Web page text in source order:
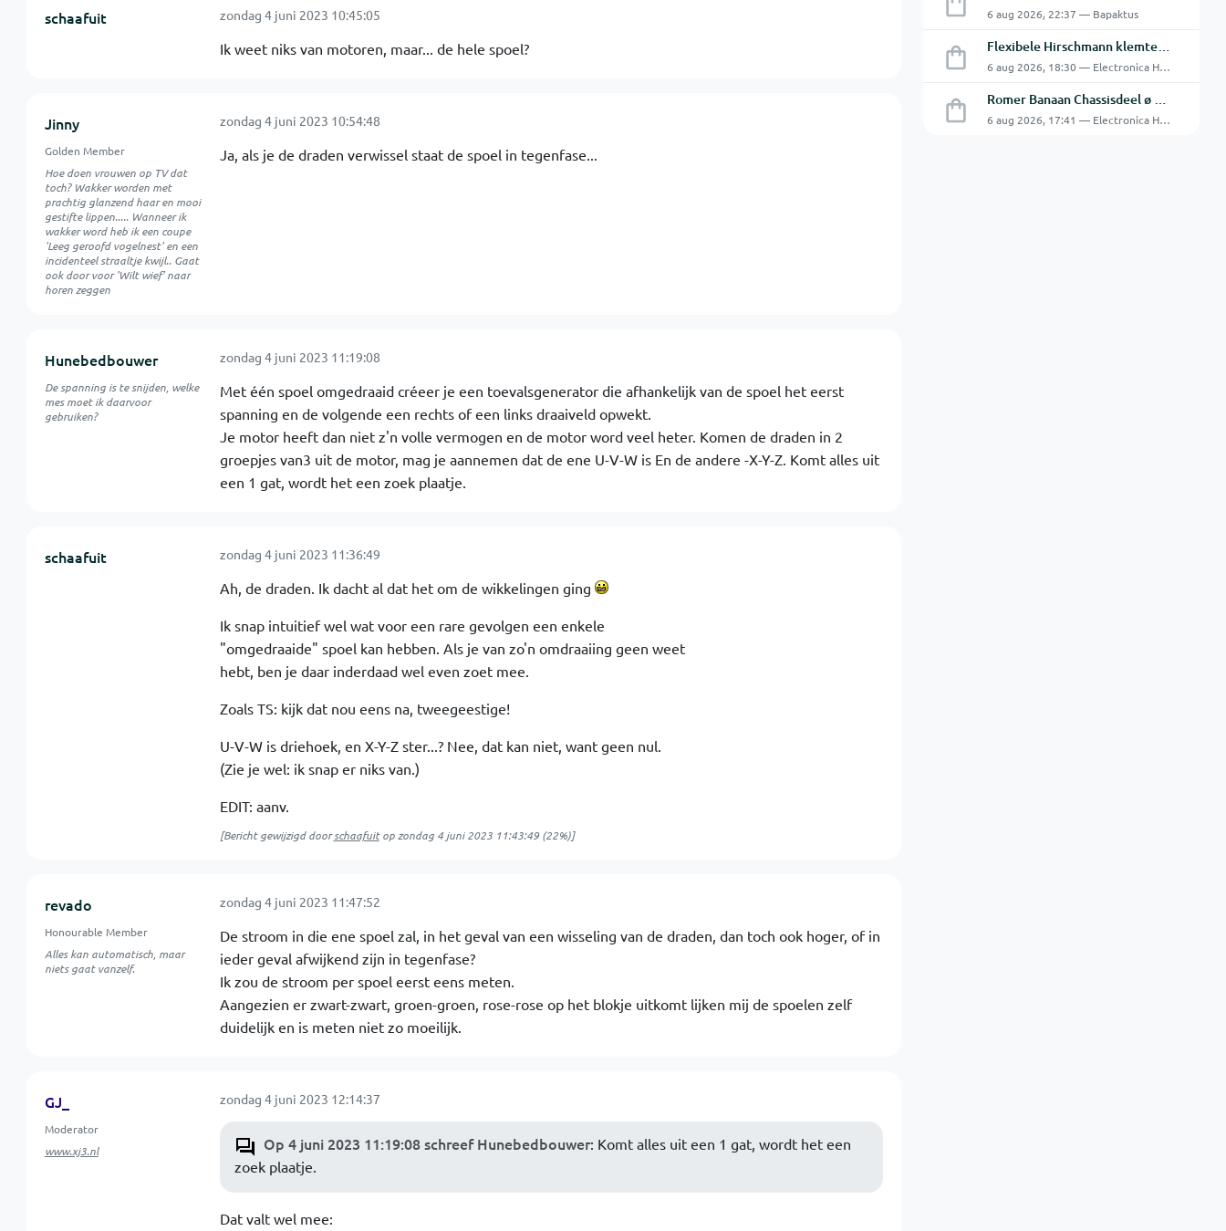
6 aug 2026, 22:37 — Bapaktus
Flexibele Hirschmann klemtestpen met tweedelige klem.
6 aug 2026, 18:30 — Electronica Hobbyist
Romer Banaan Chassisdeel ø 4 mm 16Amp
6 aug 2026, 17:41 — Electronica Hobbyist
schaafuit zondag 4 juni 2023 10:45:05
Ik weet niks van motoren, maar... de hele spoel?
Jinny
Golden Member
Hoe doen vrouwen op TV dat
toch? Wakker worden met
prachtig glanzend haar en mooi
gestifte lippen..... Wanneer ik
wakker word heb ik een coupe
'Leeg geroofd vogelnest' en een
incidenteel straaltje kwijl.. Gaat
ook door voor 'Wilt wief' naar
horen zeggen
zondag 4 juni 2023 10:54:48
Ja, als je de draden verwissel staat de spoel in tegenfase...
Hunebedbouwer
De spanning is te snijden, welke
mes moet ik daarvoor
gebruiken?
zondag 4 juni 2023 11:19:08
Met één spoel omgedraaid créeer je een toevalsgenerator die afhankelijk van de spoel het eerst
spanning en de volgende een rechts of een links draaiveld opwekt.
Je motor heeft dan niet z'n volle vermogen en de motor word veel heter. Komen de draden in 2
groepjes van3 uit de motor, mag je aannemen dat de ene U-V-W is En de andere -X-Y-Z. Komt alles uit
een 1 gat, wordt het een zoek plaatje.
schaafuit zondag 4 juni 2023 11:36:49
Ah, de draden. Ik dacht al dat het om de wikkelingen ging
Ik snap intuitief wel wat voor een rare gevolgen een enkele
"omgedraaide" spoel kan hebben. Als je van zo'n omdraaiing geen weet
hebt, ben je daar inderdaad wel even zoet mee.
Zoals TS: kijk dat nou eens na, tweegeestige!
U-V-W is driehoek, en X-Y-Z ster...? Nee, dat kan niet, want geen nul.
(Zie je wel: ik snap er niks van.)
EDIT: aanv.
[Bericht gewijzigd doorschaafuitop zondag 4 juni 2023 11:43:49(22%)]
revado
Honourable Member
Alles kan automatisch, maar
niets gaat vanzelf.
zondag 4 juni 2023 11:47:52
De stroom in die ene spoel zal, in het geval van een wisseling van de draden, dan toch ook hoger, of in
ieder geval afwijkend zijn in tegenfase?
Ik zou de stroom per spoel eerst eens meten.
Aangezien er zwart-zwart, groen-groen, rose-rose op het blokje uitkomt lijken mij de spoelen zelf
duidelijk en is meten niet zo moeilijk.
GJ_
Moderator
www.xj3.nl
zondag 4 juni 2023 12:14:37
Op 4 juni 2023 11:19:08 schreef Hunebedbouwer: Komt alles uit een 1 gat, wordt het een
zoek plaatje.
Dat valt wel mee: